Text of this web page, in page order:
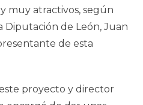
muy atractivos, según
Diputación de León, Juan
de esta
proyecto y director